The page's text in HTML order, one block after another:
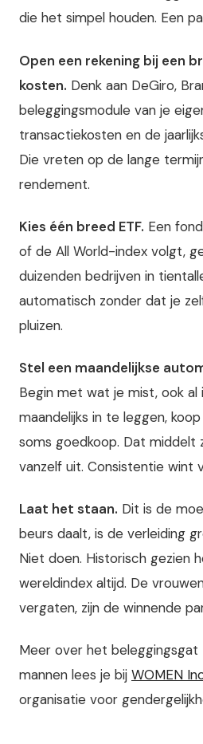
die het simpel houden. Een
Open een rekening bij een
kosten. Denk aan DeGiro,
beleggingsmodule van je
transactiekosten en de
Die vreten op de lange
rendement.
Kies één breed ETF. Een
of de All World-index volgt,
duizenden bedrijven in
automatisch zonder dat je
pluizen.
Stel een maandelijkse
Begin met wat je mist, ook
maandelijks in te leggen,
soms goedkoop. Dat middelt
vanzelf uit. Consistentie wint
Laat het staan. Dit is de
beurs daalt, is de verleiding
Niet doen. Historisch gezien
wereldindex altijd. De
vergaten, zijn de winnende
Meer over het beleggingsgat
mannen lees je bij WOMEN
organisatie voor